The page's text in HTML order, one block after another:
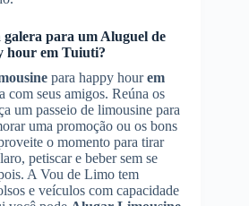
galera para um Aluguel de
hour em Tuiuti?
para happy hourem
com seus amigos. Reúna os
um passeio de limousine para
uma promoção ou os bons
o momento para tirar
petiscar e beber sem se
A Vou de Limo tem
e veículos com capacidade